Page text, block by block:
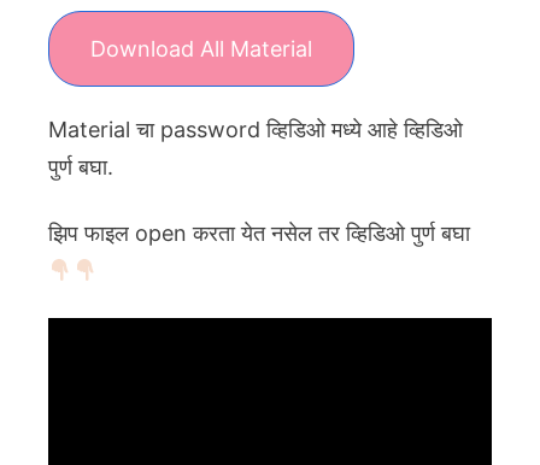
Download All Material
Material चा password व्हिडिओ मध्ये आहे व्हिडिओ
पुर्ण बघा.
झिप फाइल open करता येत नसेल तर व्हिडिओ पुर्ण बघा